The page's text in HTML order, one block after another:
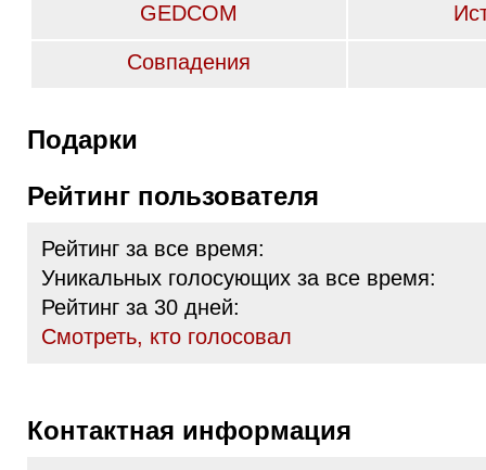
GEDCOM
Совпадения
Подарки
Рейтинг пользователя
Рейтинг за все время:
Уникальных голосующих за все время:
Рейтинг за 30 дней:
Cмотреть, кто голосовал
Контактная информация